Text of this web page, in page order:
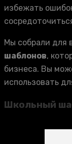
избежать
Мы собрали для
шаблонов,
бизнеса. Вы
использовать
Школьный